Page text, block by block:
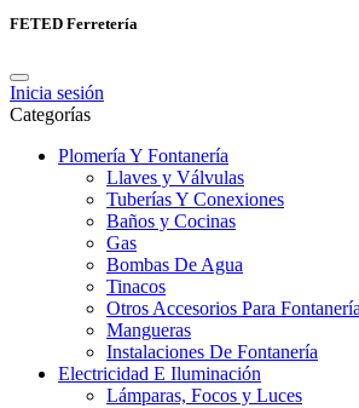
FETED Ferretería
Inicia sesión
Categorías
Plomería Y Fontanería
Llaves y Válvulas
Tuberías Y Conexiones
Baños y Cocinas
Gas
Bombas De Agua
Tinacos
Otros Accesorios Para Fontanería
Mangueras
Instalaciones De Fontanería
Electricidad E Iluminación
Lámparas, Focos y Luces